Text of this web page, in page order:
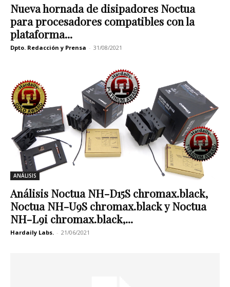
Nueva hornada de disipadores Noctua
para procesadores compatibles con la
plataforma...
Dpto. Redacción y Prensa - 31/08/2021
ANÁLISIS
Análisis Noctua NH-D15S chromax.black,
Noctua NH-U9S chromax.black y Noctua
NH-L9i chromax.black,...
Hardaily Labs. - 21/06/2021